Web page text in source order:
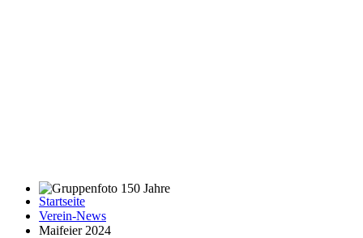
Gruppenfoto 150 Jahre
Startseite
Verein-News
Maifeier 2024